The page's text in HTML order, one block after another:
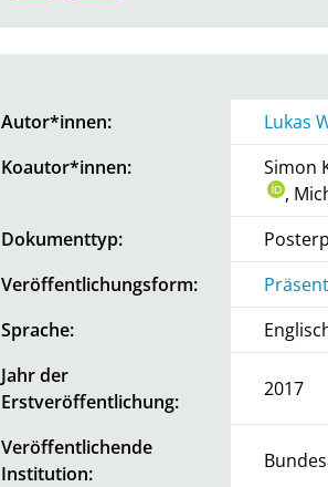
Autor*innen:
Lukas
Koautor*innen:
Simon
,
Dokumenttyp:
Veröffentlichungsform:
Sprache:
Jahr der
Erstveröffentlichung:
2017
Veröffentlichende
Institution: